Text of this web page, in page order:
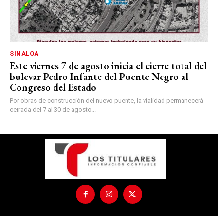
SINALOA
Este viernes 7 de agosto inicia el cierre total del
bulevar Pedro Infante del Puente Negro al
Congreso del Estado
Por obras de construcción del nuevo puente, la vialidad permanecerá
cerrada del 7 al 30 de agosto...